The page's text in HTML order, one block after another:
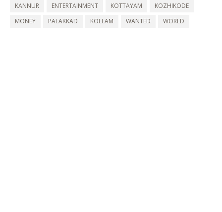
KANNUR
ENTERTAINMENT KOTTAYAM
KOZHIKODE
MONEY
PALAKKAD KOLLAM WANTED WORLD